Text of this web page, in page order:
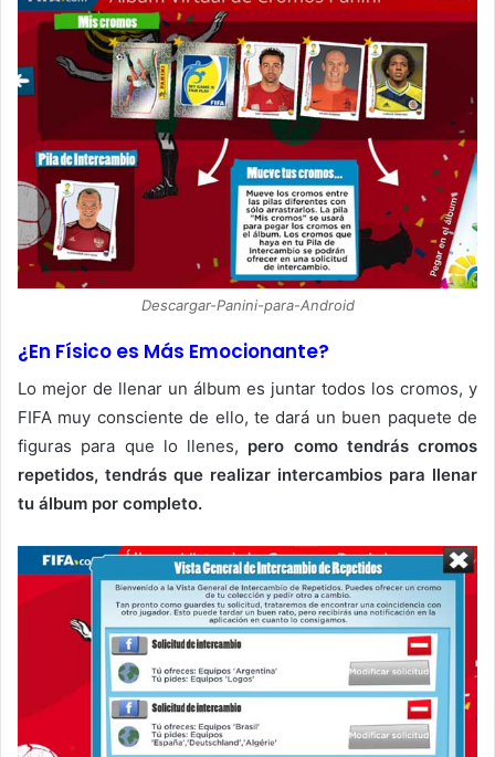
Descargar-Panini-para-Android
¿En Físico es Más Emocionante?
Lo mejor de llenar un álbum es juntar todos los cromos, y
FIFA muy consciente de ello, te dará un buen paquete de
figuras para que lo llenes, pero como tendrás cromos
repetidos, tendrás que realizar intercambios para llenar
tu álbum por completo.